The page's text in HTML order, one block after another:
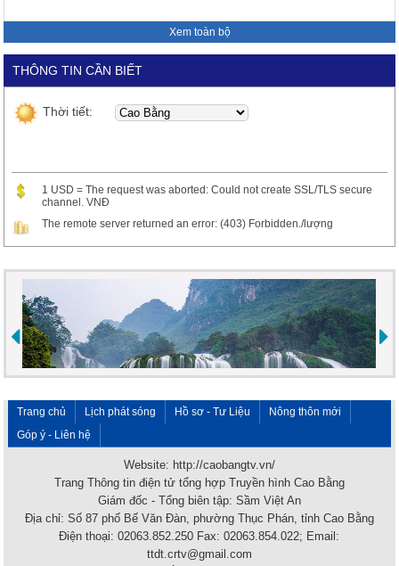
Xem toàn bộ
THÔNG TIN CẦN BIẾT
Thời tiết:
1 USD = The request was aborted: Could not create SSL/TLS secure
channel. VNĐ
The remote server returned an error: (403) Forbidden./lượng
Trang chủ Lịch phát sóng Hồ sơ - Tư Liệu
Nông thôn mới
Góp ý - Liên hệ
Website: http://caobangtv.vn/
Trang Thông tin điện tử tổng hợp Truyền hình Cao Bằng
Giám đốc - Tổng biên tập: Sầm Việt An
Địa chỉ: Số 87 phố Bế Văn Đàn, phường Thục Phán, tỉnh Cao Bằng
Điện thoại: 02063.852.250 Fax: 02063.854.022; Email:
ttdt.crtv@gmail.com